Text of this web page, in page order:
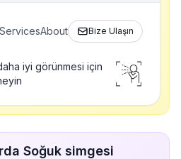
ServicesAbout Bize Ulaşın
iyi görünmesi için
Soğuk simgesi